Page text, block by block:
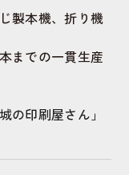
製本機、折り機
までの一貫生産
の印刷屋さん」